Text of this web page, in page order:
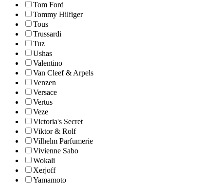
Tom Ford
Tommy Hilfiger
Tous
Trussardi
Tuz
Ushas
Valentino
Van Cleef & Arpels
Venzen
Versace
Vertus
Veze
Victoria's Secret
Viktor & Rolf
Vilhelm Parfumerie
Vivienne Sabo
Wokali
Xerjoff
Yamamoto